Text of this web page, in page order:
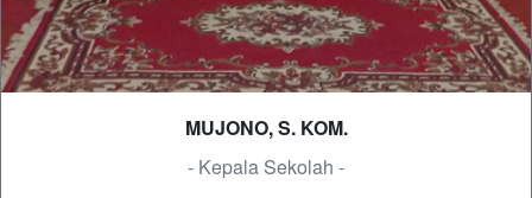
MUJONO, S. KOM.
- Kepala Sekolah -